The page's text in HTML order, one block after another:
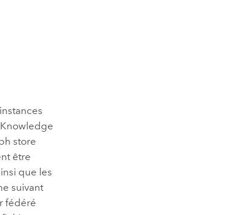
Knowledge
store
être
que les
suivant
fédéré